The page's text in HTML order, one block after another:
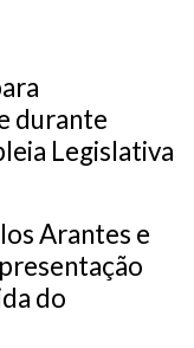
durante
Legislativa
Arantes e
do